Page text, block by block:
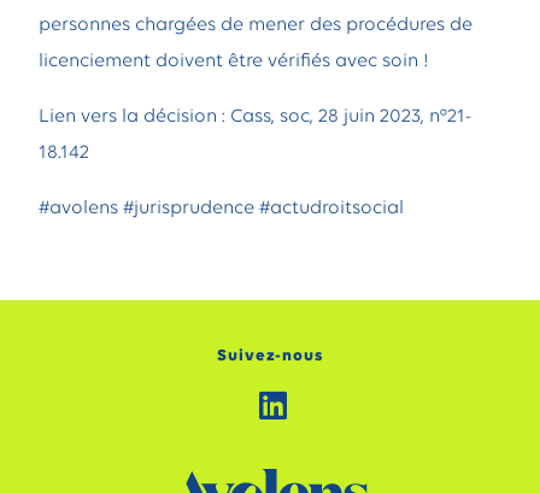
personnes chargées de mener des procédures de
licenciement doivent être vérifiés avec soin !
Lien vers la décision : Cass, soc, 28 juin 2023, n°21-
18.142
#avolens #jurisprudence #actudroitsocial
Suivez-nous